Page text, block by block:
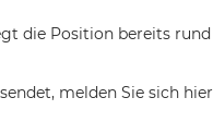
die Position bereits rund
melden Sie sich hier